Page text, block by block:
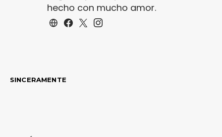
hecho con mucho amor.
SINCERAMENTE